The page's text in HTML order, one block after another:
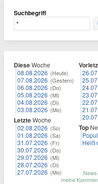
Suchbegriff
DieseWoche
08.08.2026 (Heute)
07.08.2026 (Gestern)
06.08.2026 (Do)
05.08.2026 (Mi)
04.08.2026 (Di)
03.08.2026 (Mo)
LetzteWoche
02.08.2026 (So)
01.08.2026 (Sa)
31.07.2026 (Fr)
30.07.2026 (Do)
29.07.2026 (Mi)
28.07.2026 (Di)
27.07.2026 (Mo)
Top
Heiß
meine